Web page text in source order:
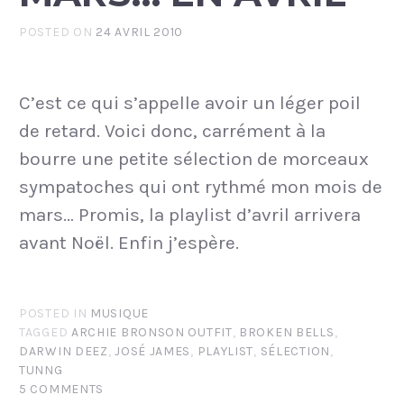
POSTED ON 24 AVRIL 2010
C’est ce qui s’appelle avoir un léger poil
de retard. Voici donc, carrément à la
bourre une petite sélection de morceaux
sympatoches qui ont rythmé mon mois de
mars… Promis, la playlist d’avril arrivera
avant Noël. Enfin j’espère.
POSTED IN MUSIQUE
TAGGED ARCHIE BRONSON OUTFIT, BROKEN BELLS,
DARWIN DEEZ,JOSÉ JAMES, PLAYLIST, SÉLECTION,
TUNNG
5 COMMENTS